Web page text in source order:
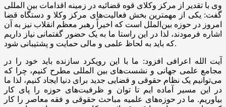
وی با تقدیر از مرکز وکلای قوه قضائیه در زمینه اقدامات بین المللی
گفت: یکی از مهمترین بخش فعالیت‌های مرکز وکلا و دستگاه قضا
امروز در حوزه بین‌الملل است که اخیراً رهبر معظم انقلاب نیز به آن
اشاره فرمودند، لذا در این راستا ما به یک حضور گفتمانی نیاز داریم
که باید به لحاظ علمی و مالی حمایت و پشتیبانی شود.
آیت الله اعرافی افزود: ما با این رویکرد سازنده باید خود را در
مجامع علمی جهانی و نشست‌های بین المللی مطرح کنیم، چرا که
می‌توانیم یک نظام حقوقی و قضایی جدید برای دنیا ایجاد کنیم، لذا ما
در این مسیر آماده ایم تا توان و ظرفیت‌های حوزه را پای کار
بیاوریم. ما در حوزه‌های علمیه مباحث حقوقی و فقه معاصر را کار